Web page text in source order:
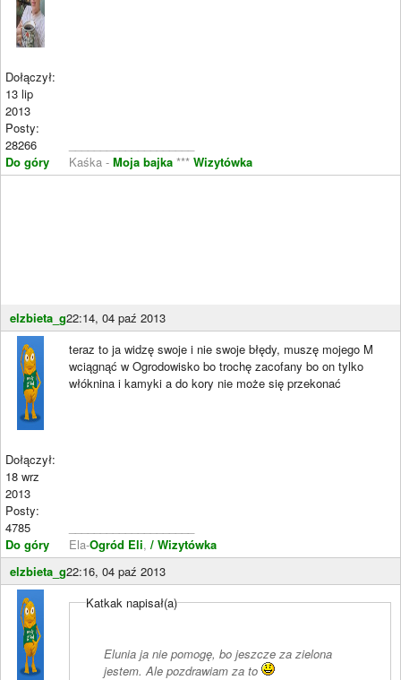
Dołączył:
13 lip
2013
Posty:
28266
Do góry
Kaśka - Moja bajka *** Wizytówka
elzbieta_g22:14, 04 paź 2013
Dołączył:
18 wrz
2013
Posty:
4785
Do góry
teraz to ja widzę swoje i nie swoje błędy, muszę mojego M
wciągnąć w Ogrodowisko bo trochę zacofany bo on tylko
włóknina i kamyki a do kory nie może się przekonać
Ela-Ogród Eli, / Wizytówka
elzbieta_g22:16, 04 paź 2013
Katkak napisał(a)
Elunia ja nie pomogę, bo jeszcze za zielona
jestem. Ale pozdrawiam za to